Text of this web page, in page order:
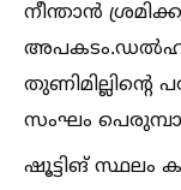
നീന്താന്‍
അപകടം.ഡല്‍ഹി
സംഘം
ഷൂട്ടിങ് സ്ഥലം